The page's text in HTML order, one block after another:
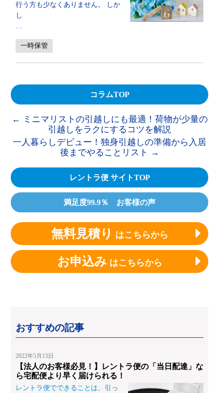
行う方も少なくありません。 しか
し
一時保管
コラムTOP
← ミニマリストの引越しにも最適！荷物が少量の
引越しをラクにするコツを解説
一人暮らしデビュー！独身引越しの準備から入居
後までやることリスト →
レントラ便 サイトTOP
満足度99.9％ お客様の声
無料見積り はこちらから
お申込み はこちらから
おすすめの記事
2022年5月13日
【法人のお客様必見！】レントラ便の「当日配達」な
ら宅配便より早く届けられる！
レントラ便でできることは、引っ